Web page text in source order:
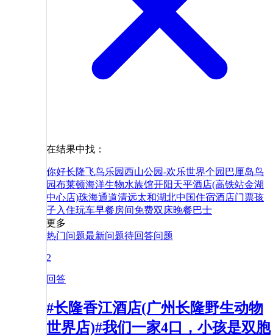
在结果中找：
你好长隆飞鸟乐园西山公园-欢乐世界个园 巴厘岛鸟
园布莱顿海洋生物水族馆开阳天平酒店(高铁站金湖
中心店)珠海通道清远太和湖北中国住宿酒店门票孩
子 入住玩车早餐房间免费双床晚餐巴士
更多
热门问题最新问题待回答问题
2
回答
#长隆香江酒店(广州长隆野生动物
世界店)#我们一家4口，小孩是双胞